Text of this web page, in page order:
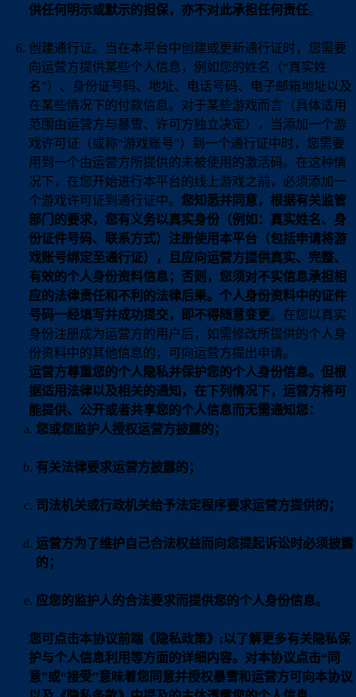
供任何明示或默示的担保，亦不对此承担任何责任。
创建通行证。当在本平台中创建或更新通行证时，您需要
向运营方提供某些个人信息，例如您的姓名（“真实姓
名”）、身份证号码、地址、电话号码、电子邮箱地址以及
在某些情况下的付款信息。对于某些游戏而言（具体适用
范围由运营方与暴雪、许可方独立决定），当添加一个游
戏许可证（或称“游戏账号”）到一个通行证中时，您需要
用到一个由运营方所提供的未被使用的激活码。在这种情
况下，在您开始进行本平台的线上游戏之前，必须添加一
个游戏许可证到通行证中。 您知悉并同意，根据有关监管
部门的要求，您有义务以真实身份（例如：真实姓名、身
份证件号码、联系方式）注册使用本平台（包括申请将游
戏账号绑定至通行证），且应向运营方提供真实、完整、
有效的个人身份资料信息；否则，您须对不实信息承担相
应的法律责任和不利的法律后果。个人身份资料中的证件
号码一经填写并成功提交，即不得随意变更。在您以真实
身份注册成为运营方的用户后，如需修改所提供的个人身
份资料中的其他信息的，可向运营方提出申请。
运营方尊重您的个人隐私并保护您的个人身份信息。但根
据适用法律以及相关的通知，在下列情况下，运营方将可
能提供、公开或者共享您的个人信息而无需通知您：
您或您监护人授权运营方披露的；
有关法律要求运营方披露的；
司法机关或行政机关给予法定程序要求运营方提供的；
运营方为了维护自己合法权益而向您提起诉讼时必须披露
的；
应您的监护人的合法要求而提供您的个人身份信息。
您可点击本协议前端《隐私政策》;以了解更多有关隐私保
护与个人信息利用等方面的详细内容。对本协议点击“同
意”或“接受”意味着您同意并授权暴雪和运营方可向本协议